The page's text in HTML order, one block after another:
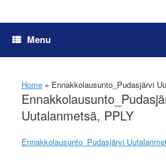
Menu
Home » Ennakkolausunto_Pudasjärvi
Uutalanmetsä, PPLY
Ennakkolausunto_Pudasjärvi